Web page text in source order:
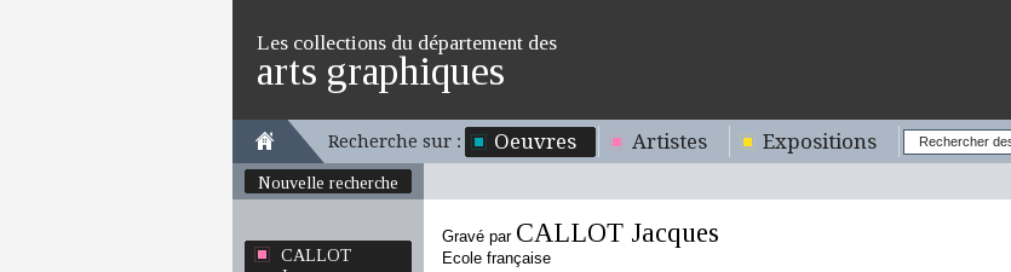
Les collections du département des
arts graphiques
Recherche sur : Oeuvres Artistes Expositions
Nouvelle recherche
CALLOT
Gravé par CALLOT Jacques
Ecole française